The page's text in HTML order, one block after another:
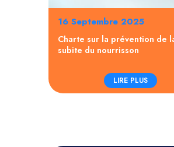
16 Septembre 2025
Charte sur la prévention de
subite du nourrisson
LIRE PLUS